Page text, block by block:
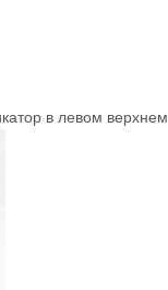
в левом верхнем